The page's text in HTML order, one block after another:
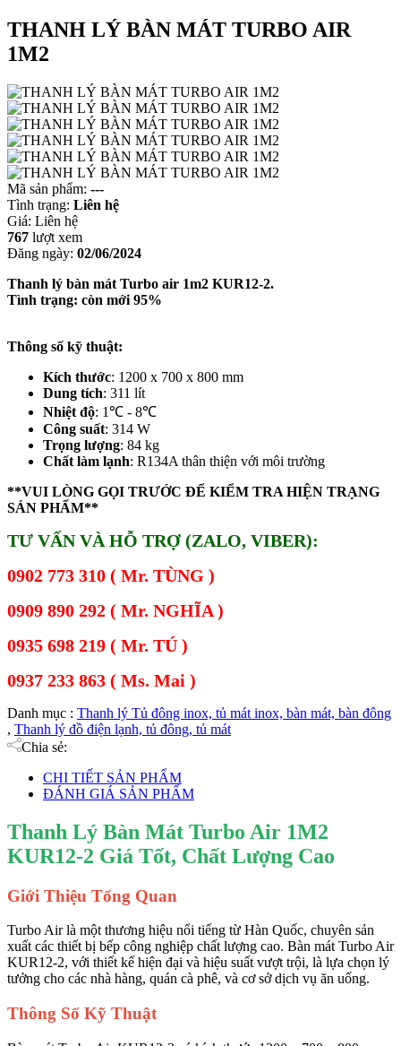
THANH LÝ BÀN MÁT TURBO AIR
1M2
Mã sản phẩm: ---
Tình trạng: Liên hệ
Giá: Liên hệ
767 lượt xem
Đăng ngày: 02/06/2024
Thanh lý bàn mát Turbo air 1m2 KUR12-2.
Tình trạng: còn mới 95%
Thông số kỹ thuật:
Kích thước: 1200 x 700 x 800 mm
Dung tích: 311 lít
Nhiệt độ: 1℃ - 8℃
Công suất: 314 W
Trọng lượng: 84 kg
Chất làm lạnh: R134A thân thiện với môi trường
**VUI LÒNG GỌI TRƯỚC ĐỂ KIỂM TRA HIỆN TRẠNG
SẢN PHẨM**
TƯ VẤN VÀ HỖ TRỢ (ZALO, VIBER):
0902 773 310 ( Mr. TÙNG )
0909 890 292 ( Mr. NGHĨA )
0935 698 219 ( Mr. TÚ )
0937 233 863 ( Ms. Mai )
Danh mục : Thanh lý Tủ đông inox, tủ mát inox, bàn mát, bàn đông
, Thanh lý đồ điện lạnh, tủ đông, tủ mát
Chia sẻ:
CHI TIẾT SẢN PHẨM
ĐÁNH GIÁ SẢN PHẨM
Thanh Lý Bàn Mát Turbo Air 1M2
KUR12-2 Giá Tốt, Chất Lượng Cao
Giới Thiệu Tổng Quan
Turbo Air là một thương hiệu nổi tiếng từ Hàn Quốc, chuyên sản
xuất các thiết bị bếp công nghiệp chất lượng cao. Bàn mát Turbo Air
KUR12-2, với thiết kế hiện đại và hiệu suất vượt trội, là lựa chọn lý
tưởng cho các nhà hàng, quán cà phê, và cơ sở dịch vụ ăn uống.
Thông Số Kỹ Thuật